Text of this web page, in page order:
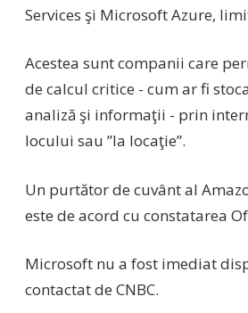
Services şi Microsoft Azure,
Acestea sunt companii care
de calcul critice - cum ar fi
analiză şi informaţii - prin
locului sau ”la locaţie”.
Un purtător de cuvânt al
este de acord cu constatarea
Microsoft nu a fost imediat
contactat de CNBC.